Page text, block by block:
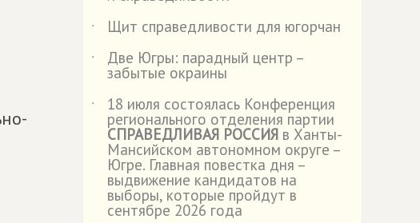
˙
Щит справедливости для югорчан
˙
Две Югры: парадный центр –
забытые окраины
˙
18 июля состоялась Конференция
регионального отделения партии
СПРАВЕДЛИВАЯ РОССИЯ в Ханты-
Мансийском автономном округе –
Югре. Главная повестка дня –
выдвижение кандидатов на
выборы, которые пройдут в
сентябре 2026 года